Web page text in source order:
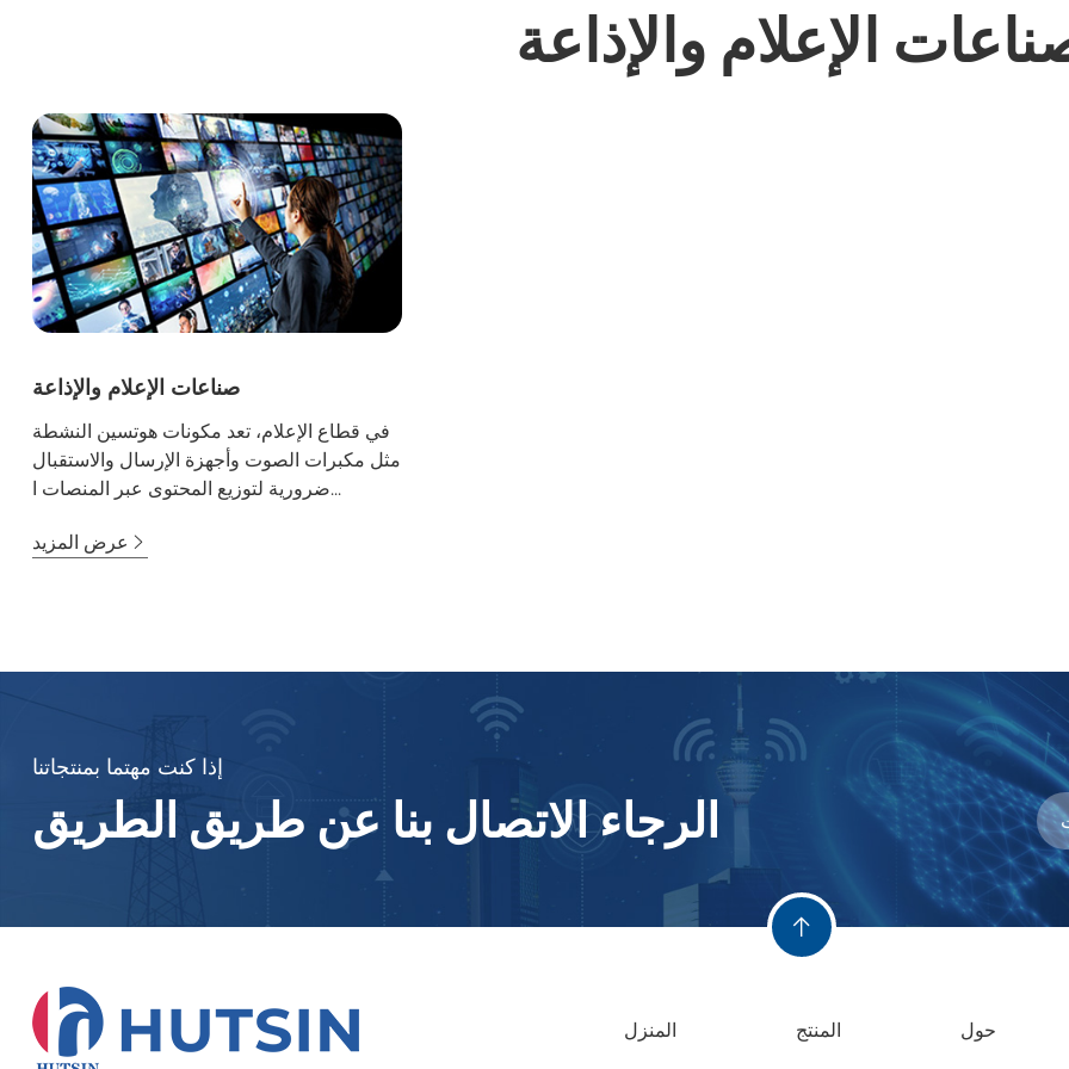
الإعلام والإذاعة
صناعات الإعلام والإذاعة
في قطاع الإعلام، تعد مكونات هوتسين النشطة
مثل مكبرات الصوت وأجهزة الإرسال والاستقبال
ضرورية لتوزيع المحتوى عبر المنصات ا...
عرض المزيد
إذا كنت مهتما بمنتجاتنا
الرجاء الاتصال بنا عن طريق الطريق
المنزل المنتج حول